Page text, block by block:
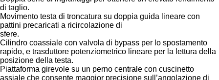
di taglio.
Movimento testa di troncatura su doppia guida lineare con
pattini precaricati a ricircolazione di
sfere.
Cilindro coassiale con valvola di bypass per lo spostamento
rapido, e trasduttore potenziometrico lineare per la lettura della
posizione della testa.
Piattaforma girevole su un perno centrale con cuscinetto
assiale che consente maggior precisione sull’angolazione di